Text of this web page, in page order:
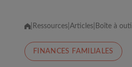
Ressources Articles Boîte à
FINANCES FAMILIALES